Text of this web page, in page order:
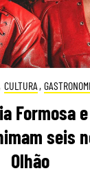
CULTURA ,
Formosa
seis
Olhão